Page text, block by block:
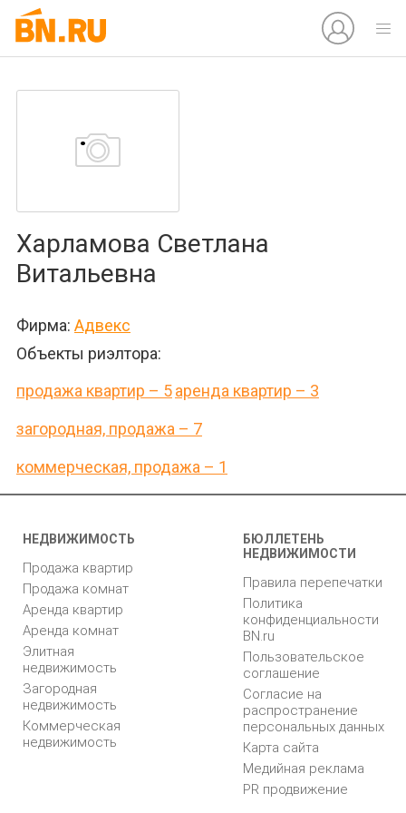
Харламова Светлана
Витальевна
Фирма: Адвекс
Объекты риэлтора:
продажа квартир – 5аренда квартир – 3
загородная, продажа – 7
коммерческая, продажа – 1
НЕДВИЖИМОСТЬ
Продажа квартир
Продажа комнат
Аренда квартир
Аренда комнат
Элитная
недвижимость
Загородная
недвижимость
Коммерческая
недвижимость
БЮЛЛЕТЕНЬ
НЕДВИЖИМОСТИ
Правила перепечатки
Политика
конфиденциальности
BN.ru
Пользовательское
соглашение
Согласие на
распространение
персональных данных
Карта сайта
Медийная реклама
PR продвижение